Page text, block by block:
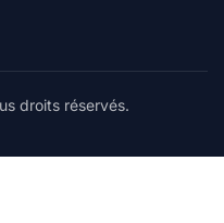
droits réservés.